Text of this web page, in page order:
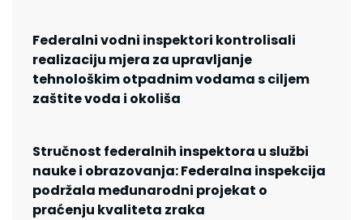
Federalni vodni inspektori kontrolisali
realizaciju mjera za upravljanje
tehnološkim otpadnim vodama s ciljem
zaštite voda i okoliša
Stručnost federalnih inspektora u službi
nauke i obrazovanja: Federalna inspekcija
podržala međunarodni projekat o
praćenju kvaliteta zraka